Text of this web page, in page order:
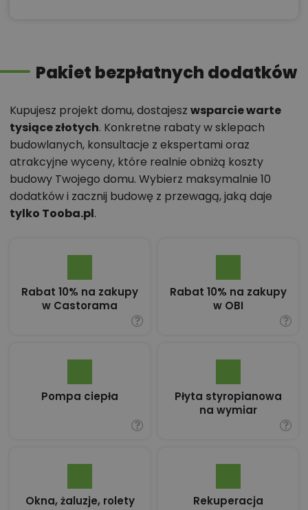
Pakiet bezpłatnych dodatków
Kupujesz projekt domu, dostajesz wsparcie warte
tysiące złotych. Konkretne rabaty w sklepach
budowlanych, konsultacje z ekspertami oraz
atrakcyjne wyceny, które realnie obniżą koszty
budowy Twojego domu. Wybierz maksymalnie 10
dodatków i zacznij budowę z przewagą, jaką daje
tylko Tooba.pl.
Rabat 10% na zakupy
w Castorama
Rabat 10% na zakupy
w OBI
Pompa ciepła
Płyta styropianowa
na wymiar
Okna, żaluzje, rolety Rekuperacja